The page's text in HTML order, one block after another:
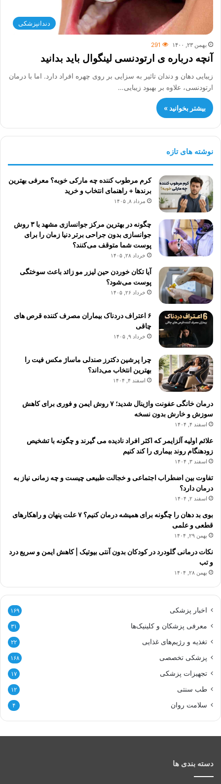
دندانپزشکی
بهمن ۲۳, ۱۴۰۰ 291
آنچه درباره ی ارتودنسی لینگوال باید بدانید
زیبایی دهان و دندان تاثیر به سزایی بر روی چهره افراد دارد. اما با درمان
ارتودنسی، علاوه بر بهبود زیبایی…
بیشتر بخوانید »
نوشته های تازه
کرم مرطوب کننده چه مارکی خوبه؟ معرفی بهترین
برندها + راهنمای انتخاب و خرید
مرداد ۸, ۱۴۰۵
چگونه در بهترین مرکز جوانسازی مشهد با ۳ روش
جوانسازی بدون جراحی برتر دنیا زمان را برای
پوست شما متوقف می‌کنند؟
خرداد ۲۸, ۱۴۰۵
آیا تکان خوردن حین لیزر مو زائد باعث سوختگی
پوست می‌شود؟
خرداد ۲۶, ۱۴۰۵
۶ اعتراف دردناک بیماران مصرف کننده قرص های
چاقی
خرداد ۹, ۱۴۰۵
چرا پرشین دکترز صندلی ماساژ مکس فیت را
بهترین انتخاب می‌داند؟
اسفند ۴, ۱۴۰۴
درمان خانگی عفونت واژینال شدید؛ ۷ روش ایمن و فوری برای کاهش
سوزش و خارش بدون نسخه
اسفند ۴, ۱۴۰۴
علائم اولیه آلزایمر که اکثر افراد نادیده می گیرند و چگونه با تشخیص
زودهنگام روند بیماری را کند کنیم
اسفند ۳, ۱۴۰۴
تفاوت بین اضطراب اجتماعی و خجالت طبیعی چیست و چه زمانی نیاز به
درمان دارد؟
اسفند ۲, ۱۴۰۴
بوی بد دهان را چگونه برای همیشه درمان کنیم؟ ۷ علت پنهان و راهکارهای
قطعی و علمی
بهمن ۲۹, ۱۴۰۴
نکات درمانی گلودرد در کودکان بدون آنتی بیوتیک | کاهش ایمن و سریع درد
و تب
بهمن ۲۸, ۱۴۰۴
اخبار پزشکی ۱۶۹
معرفی پزشکان و کلینیک‌ها ۳۱
تغذیه و رژیم‌های غذایی ۲۲
پزشکی تخصصی ۱۶۸
تجهیزات پزشکی ۱۷
طب سنتی ۱۲
سلامت روان ۴
دسته بندی ها